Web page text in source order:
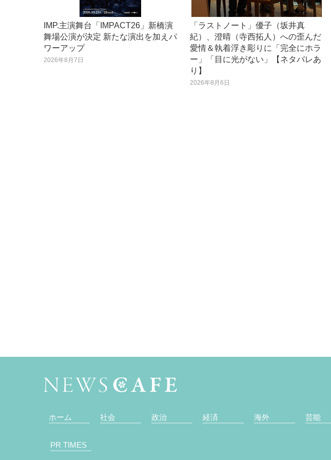
IMP.主演舞台「IMPACT26」新橋演
舞場公演が決定 新たな演出を加えパ
ワーアップ
2026年8月7日
「ラストノート」優子（坂井真
紀）、澄晴（寺西拓人）への歪んだ
愛情＆執着浮き彫りに「完全にホラ
ー」「目に光がない」【ネタバレあ
り】
2026年8月6日
ホーム 社会 政治 経済 海外 芸能
PR TIMES